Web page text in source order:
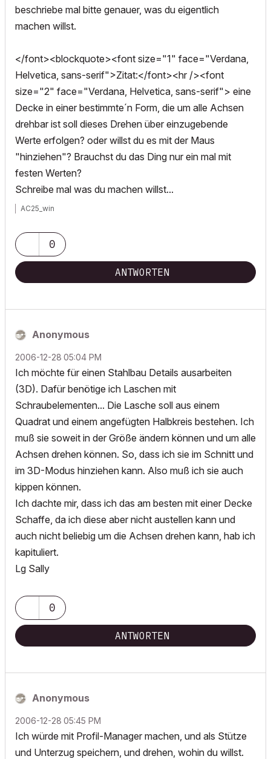
beschriebe mal bitte genauer, was du eigentlich
machen willst.
</font><blockquote><font size="1" face="Verdana,
Helvetica, sans-serif">Zitat:</font><hr /><font
size="2" face="Verdana, Helvetica, sans-serif"> eine
Decke in einer bestimmte´n Form, die um alle Achsen
drehbar ist soll dieses Drehen über einzugebende
Werte erfolgen? oder willst du es mit der Maus
"hinziehen"? Brauchst du das Ding nur ein mal mit
festen Werten?
Schreibe mal was du machen willst...
AC25_win
0
ANTWORTEN
Anonymous
‎2006-12-28 05:04 PM
Ich möchte für einen Stahlbau Details ausarbeiten
(3D). Dafür benötige ich Laschen mit
Schraubelementen... Die Lasche soll aus einem
Quadrat und einem angefügten Halbkreis bestehen. Ich
muß sie soweit in der Größe ändern können und um alle
Achsen drehen können. So, dass ich sie im Schnitt und
im 3D-Modus hinziehen kann. Also muß ich sie auch
kippen können.
Ich dachte mir, dass ich das am besten mit einer Decke
Schaffe, da ich diese aber nicht austellen kann und
auch nicht beliebig um die Achsen drehen kann, hab ich
kapituliert.
Lg Sally
0
ANTWORTEN
Anonymous
‎2006-12-28 05:45 PM
Ich würde mit Profil-Manager machen, und als Stütze
und Unterzug speichern, und drehen, wohin du willst.